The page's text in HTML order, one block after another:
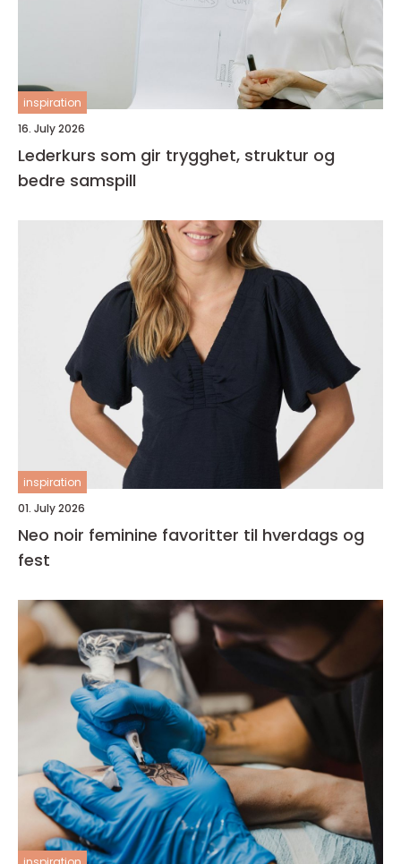
inspiration
16. July 2026
Lederkurs som gir trygghet, struktur og
bedre samspill
inspiration
01. July 2026
Neo noir feminine favoritter til hverdags og
fest